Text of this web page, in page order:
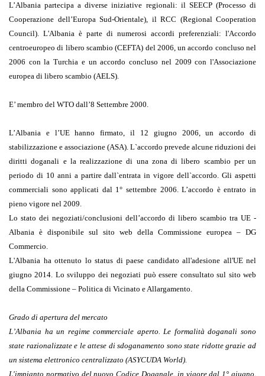
L’Albania partecipa a diverse iniziative regionali: il SEECP (Processo di
Cooperazione dell’Europa Sud-Orientale), il RCC (Regional Cooperation
Council). L'Albania è parte di numerosi accordi preferenziali: l'Accordo
centroeuropeo di libero scambio (CEFTA) del 2006, un accordo concluso nel
2006 con la Turchia e un accordo concluso nel 2009 con l'Associazione
europea di libero scambio (AELS).
E’ membro del WTO dall’8 Settembre 2000.
L’Albania e l’UE hanno firmato, il 12 giugno 2006, un accordo di
stabilizzazione e associazione (ASA). L`accordo prevede alcune riduzioni dei
diritti doganali e la realizzazione di una zona di libero scambio per un
periodo di 10 anni a partire dall`entrata in vigore dell`accordo. Gli aspetti
commerciali sono applicati dal 1° settembre 2006. L’accordo è entrato in
pieno vigore nel 2009.
Lo stato dei negoziati/conclusioni dell’accordo di libero scambio tra UE -
Albania è disponibile sul sito web della Commissione europea – DG
Commercio.
L'Albania ha ottenuto lo status di paese candidato all'adesione all'UE nel
giugno 2014. Lo sviluppo dei negoziati può essere consultato sul sito web
della Commissione – Politica di Vicinato e Allargamento.
Grado di apertura del mercato
L’Albania ha un regime commerciale aperto. Le formalità doganali sono
state razionalizzate e le attese di sdoganamento sono state ridotte grazie ad
un sistema elettronico centralizzato (ASYCUDA World).
L'impianto normativo del nuovo Codice Doganale, in vigore dal 1° giugno,